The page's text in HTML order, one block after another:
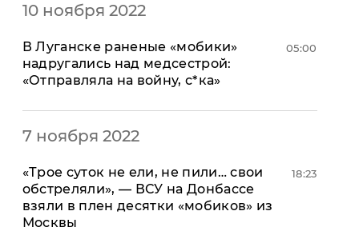
Новости Крыма
Армия Украины
Пресс-релизы
Пресс-релизы
Авторское
Мнение
10 ноября 2022
В Луганске раненые «мобики»
надругались над медсестрой:
«Отправляла на войну, с*ка»
05:00
7 ноября 2022
«Трое суток не ели, не пили… свои
обстреляли», — ВСУ на Донбассе
взяли в плен десятки «мобиков» из
Москвы
18:23